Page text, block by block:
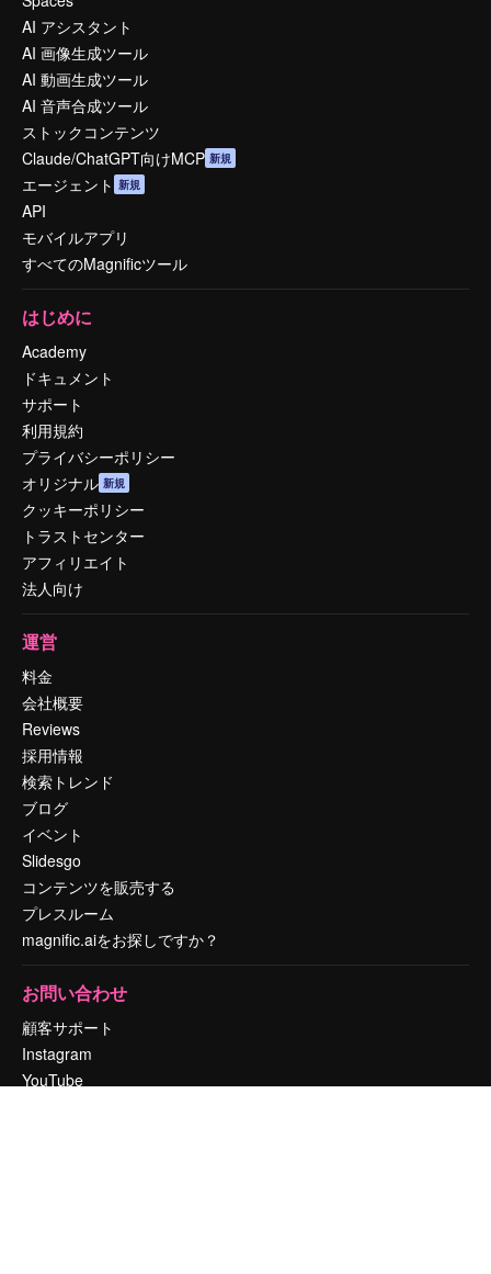
AI アシスタント
AI 画像生成ツール
AI 動画生成ツール
AI 音声合成ツール
ストックコンテンツ
Claude/ChatGPT向けMCP 新規
エージェント 新規
API
モバイルアプリ
すべてのMagnificツール
はじめに
Academy
ドキュメント
サポート
利用規約
プライバシーポリシー
オリジナル 新規
クッキーポリシー
トラストセンター
アフィリエイト
法人向け
運営
料金
会社概要
Reviews
採用情報
検索トレンド
ブログ
イベント
Slidesgo
コンテンツを販売する
プレスルーム
magnific.aiをお探しですか？
お問い合わせ
顧客サポート
Instagram
YouTube